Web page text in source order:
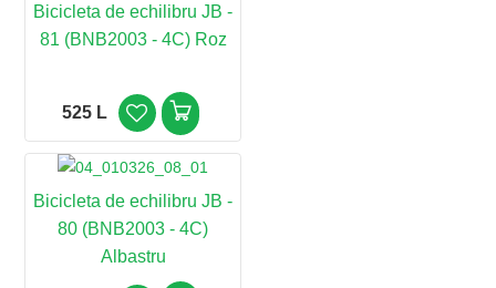
Bicicleta de echilibru JB -
81 (BNB2003 - 4C) Roz
525 L
Bicicleta de echilibru JB -
80 (BNB2003 - 4C)
Albastru